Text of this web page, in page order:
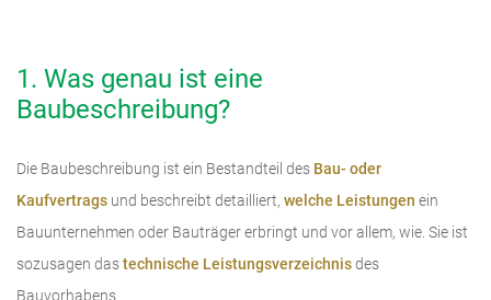
1. Was genau ist eine
Baubeschreibung?
Die Baubeschreibung ist ein Bestandteil des Bau- oder
Kaufvertrags und beschreibt detailliert, welche Leistungen ein
Bauunternehmen oder Bauträger erbringt und vor allem, wie. Sie ist
sozusagen dastechnische Leistungsverzeichnisdes
Bauvorhabens.